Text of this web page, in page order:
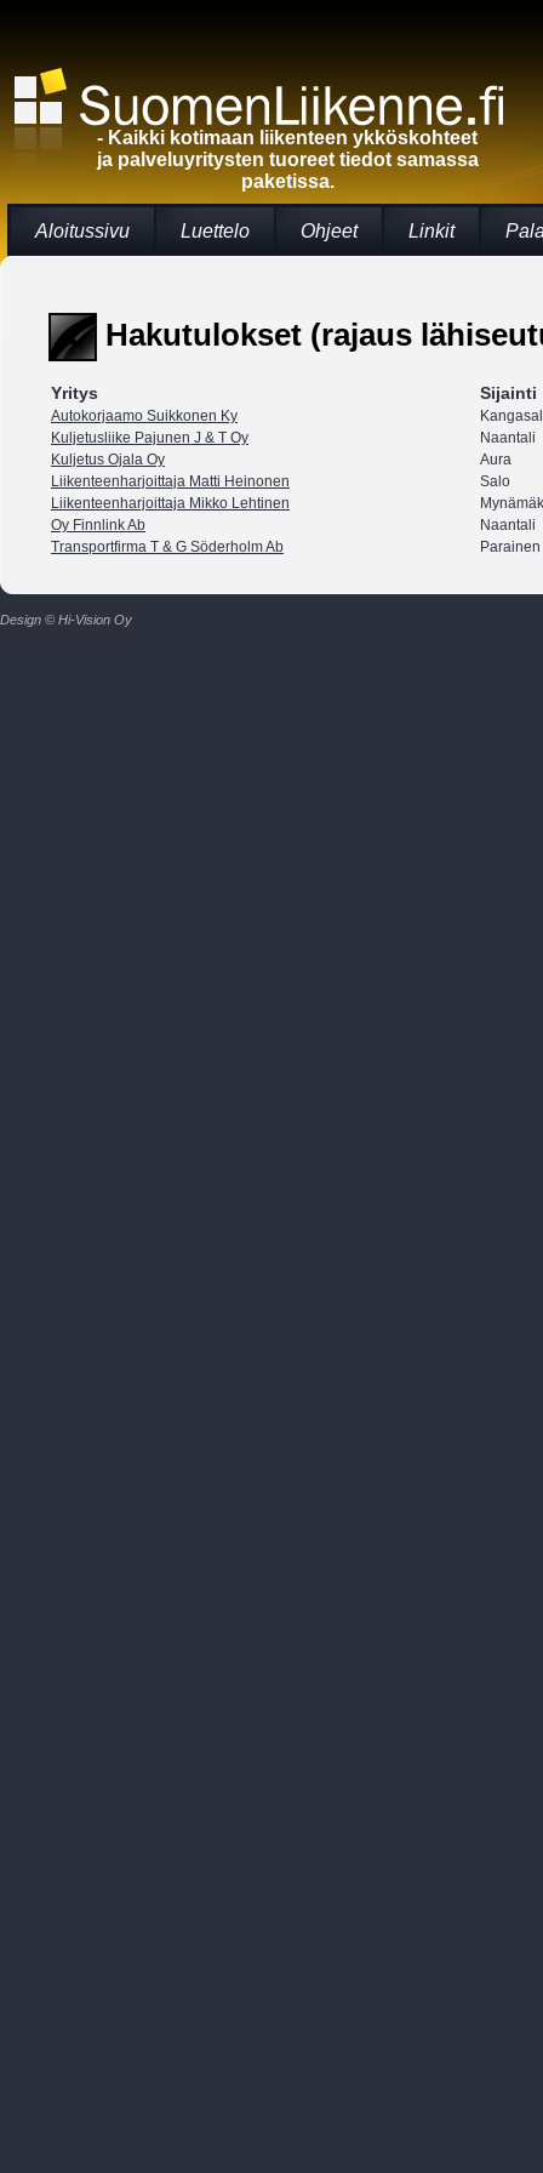
- Kaikki kotimaan liikenteen ykköskohteet
ja palveluyritysten tuoreet tiedot samassa
paketissa.
Aloitussivu Luettelo Ohjeet Linkit
Hakutulokset (rajaus
Yritys Sijainti
Autokorjaamo Suikkonen Ky
Kuljetusliike Pajunen J & T Oy
Naantali
Kuljetus Ojala Oy
Aura
Liikenteenharjoittaja Matti Heinonen
Salo
Liikenteenharjoittaja Mikko Lehtinen
Oy Finnlink Ab
Naantali
Transportfirma T & G Söderholm Ab
Parainen
Design © Hi-Vision Oy